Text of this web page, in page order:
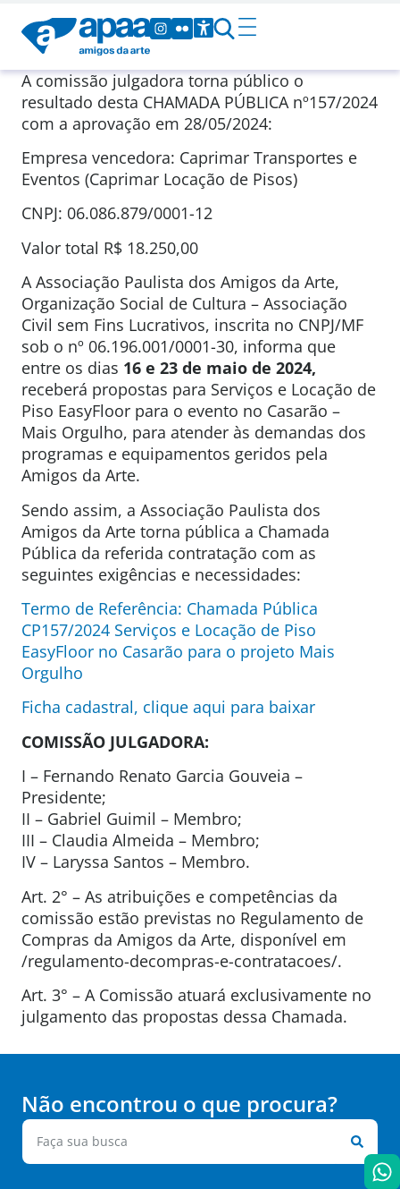
A comissão julgadora torna público o
resultado desta CHAMADA PÚBLICA nº157/2024
com a aprovação em 28/05/2024:
Empresa vencedora: Caprimar Transportes e
Eventos (Caprimar Locação de Pisos)
CNPJ: 06.086.879/0001-12
Valor total R$ 18.250,00
A Associação Paulista dos Amigos da Arte,
Organização Social de Cultura – Associação
Civil sem Fins Lucrativos, inscrita no CNPJ/MF
sob o nº 06.196.001/0001-30, informa que
entre os dias 16 e 23 de maio de 2024,
receberá propostas para Serviços e Locação de
Piso EasyFloor para o evento no Casarão –
Mais Orgulho, para atender às demandas dos
programas e equipamentos geridos pela
Amigos da Arte.
Sendo assim, a Associação Paulista dos
Amigos da Arte torna pública a Chamada
Pública da referida contratação com as
seguintes exigências e necessidades:
Termo de Referência: Chamada Pública
CP157/2024 Serviços e Locação de Piso
EasyFloor no Casarão para o projeto Mais
Orgulho
Ficha cadastral, clique aqui para baixar
COMISSÃO JULGADORA:
I – Fernando Renato Garcia Gouveia –
Presidente;
II – Gabriel Guimil – Membro;
III – Claudia Almeida – Membro;
IV – Laryssa Santos – Membro.
Art. 2° – As atribuições e competências da
comissão estão previstas no Regulamento de
Compras da Amigos da Arte, disponível em
/regulamento-decompras-e-contratacoes/.
Art. 3° – A Comissão atuará exclusivamente no
julgamento das propostas dessa Chamada.
Não encontrou o que procura?